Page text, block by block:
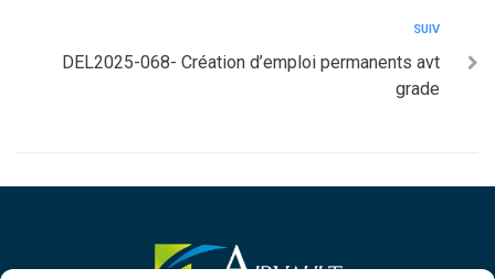
SUIV
DEL2025-068- Création d’emploi permanents avt
grade